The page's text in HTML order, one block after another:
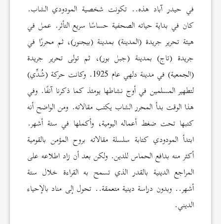
في حيدر آباد هذه.. تكونت شخصية المودودي الشاب.
كان في بداية حياته الصحفية حساسًا سريع التأثر. عمل في
هيئة تحرير جريدة (المدينة) بمدينة (بيجنور)، ثم محررًا في
جريدة (تاج) بمدينة (جبل بور)، ثم تولى تحرير جريدة
(الجمعية) في مدينة دلهي عام 1925. وكانت حركة (شُدِّي)
لتطهير المسلمين في أوج نشاطها يومئذ كما ذكرنا آنفًا. وفي
هذا الوقت بدأ المحرر الشاب يكتب مقالاته. ومن الواضح أنه
كتبها تحت ضغط أعماله اليومية، وأكملها في ستة أشهر.
ابتدأ المودودي كتابة سلسلة مقالاته بروح المؤمن بالقومية
أكثر منه بدافع الحماس للدين. ولكن بعد أن زاد اطلاعه على
المراجع الدينية بالقدر الذي تسمح به القراءة خلال ستة
أشهر.. وبدون دراسة دينية متعمقة.. تحول إلى مناد بالإحياء
الديني.